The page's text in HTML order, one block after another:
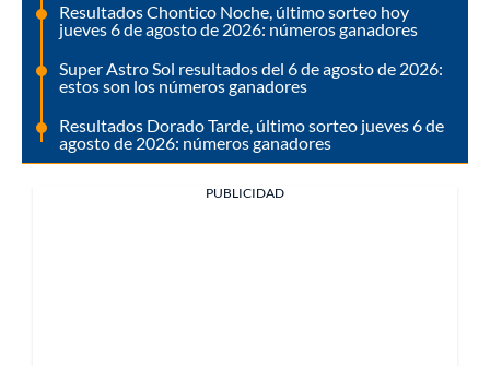
Resultados Chontico Noche, último sorteo hoy
jueves 6 de agosto de 2026: números ganadores
Super Astro Sol resultados del 6 de agosto de 2026:
estos son los números ganadores
Resultados Dorado Tarde, último sorteo jueves 6 de
agosto de 2026: números ganadores
PUBLICIDAD